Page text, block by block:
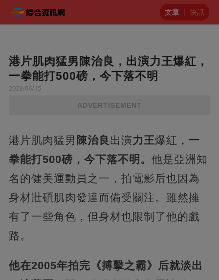
文章 快訊
港片肌肉猛男陳治良，出演力王爆紅，
一拳能打500磅，今下落不明
2023/06/15
ADVERTISEMENT
港片肌肉猛男 陳治良 出演力王爆紅， 一
拳能打500磅，今下落不明。 他是亞洲知
名的健美運動員之一，拍電影后也因為
身材壯碩肌肉發達而備受關注。雖然擁
有了一些角色，但身材也限制了他的戲
路。
他在2005年拍完《搏擊之霸》后就淡出